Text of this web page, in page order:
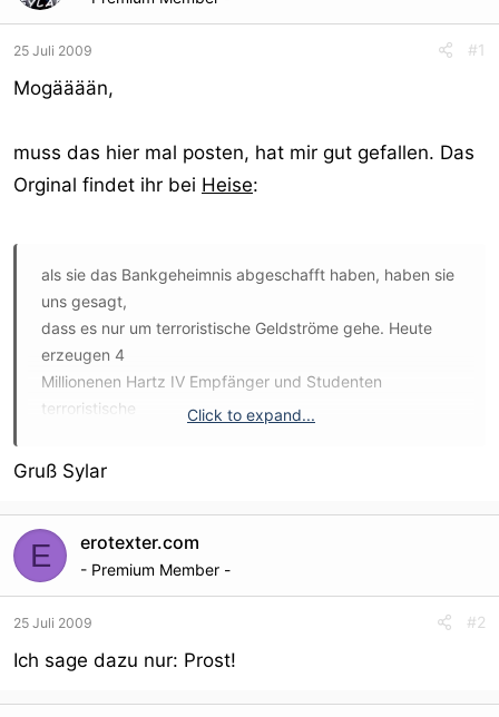
e
s
t
t
t
25 Juli 2009 #1
Mogääään,
muss das hier mal posten, hat mir gut gefallen. Das
Orginal findet ihr bei Heise:
als sie das Bankgeheimnis abgeschafft haben, haben sie
uns gesagt,
dass es nur um terroristische Geldströme gehe. Heute
erzeugen 4
Millionenen Hartz IV Empfänger und Studenten
terroristische
Als sie uns gesagt haben, die Bundeswehr würde niemals
nimmer nicht
im Inland eingesetzt werden, haben wir ihnen das
natürlich geglaubt,
bis Panzer in Heiligendamm aufgefahren sind. Und iwr
leben immer
Als sie uns versichert haben, dass die Mautbrücken
Click to expand...
Gruß Sylar
E erotexter.com
- Premium Member -
25 Juli 2009 #2
Ich sage dazu nur: Prost!